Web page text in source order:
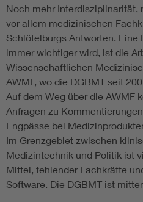
Noch mehr Interdisziplinarität,
vor allem medizinischen
Schlötelburgs Antworten.
immer wichtiger wird, ist die
Wissenschaftlichen
AWMF, wo die DGBMT seit
Auf dem Weg über die AWMF
Anfragen zu
Engpässe bei
Im Grenzgebiet zwischen
Medizintechnik und Politik ist
Mittel, fehlender Fachkräfte
Software. Die DGBMT ist